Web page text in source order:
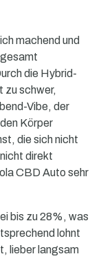
machend und
die Hybrid-
zu schwer,
Vibe, der
Körper
die sich nicht
direkt
CBD Auto sehr
bis zu 28%, was
lohnt
lieber langsam